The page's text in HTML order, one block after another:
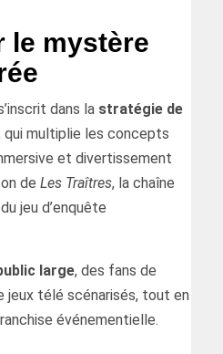
le mystère
dans la stratégie de
qui multiplie les concepts
et divertissement
de Les Traîtres, la chaîne
jeu d’enquête
large, des fans de
jeux télé scénarisés, tout en
événementielle.